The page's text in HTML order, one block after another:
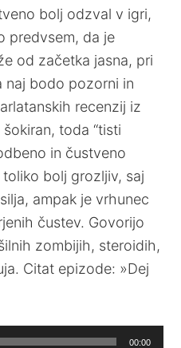
bolj odzval v igri,
predvsem, da je
od začetka jasna, pri
naj bodo pozorni in
recenzij iz
toda “tisti
in čustveno
bolj grozljiv, saj
ampak je vrhunec
čustev. Govorijo
zombijih, steroidih,
Citat epizode: »Dej
00:00